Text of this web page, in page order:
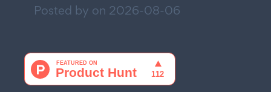
Posted by on 2026-08-06